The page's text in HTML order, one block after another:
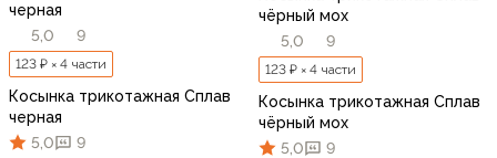
черная
5,0
9
123 ₽ × 4 части
Косынка трикотажная Сплав
черная
5,0
9
чёрный мох
5,0
9
123 ₽ × 4 части
Косынка трикотажная Сплав
чёрный мох
5,0
9